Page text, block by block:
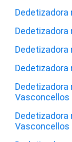
Dedetizadora
Dedetizadora
Dedetizadora
Dedetizadora
Vasconcellos
Vasconcellos